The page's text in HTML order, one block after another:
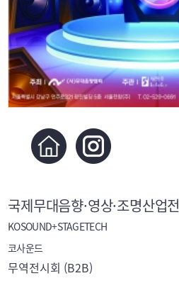
국제무대음향·영상·조명산업전
KOSOUND+STAGETECH
코사운드
무역전시회 (B2B)